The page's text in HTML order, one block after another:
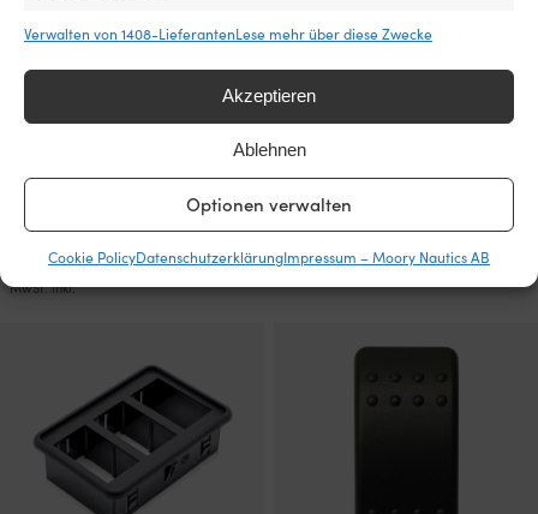
Verwalten von 1408-LieferantenLese mehr über diese Zwecke
Akzeptieren
Ablehnen
Optionen verwalten
Cookie PolicyDatenschutzerklärungImpressum – Moory Nautics AB
Kippschalter Blue Sea Systems
WeatherDeck Toggle Switch
SPST, 1-polig, Ein-Aus, 15 A (12
V DC) / 15 A (125 V AC) / 10 A
(250 V AC), silber
11,86€
MwSt. inkl.
Montagerahmen für Schalter
4,50€
NACHBESTELLT WERDEN)